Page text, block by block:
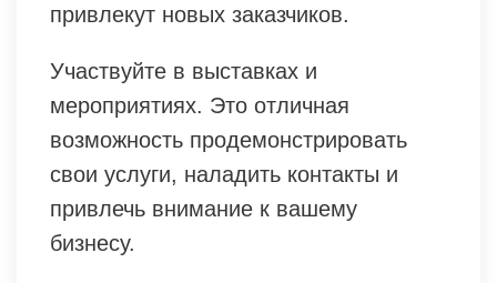
привлекут новых заказчиков.
Участвуйте в выставках и
мероприятиях. Это отличная
возможность продемонстрировать
свои услуги, наладить контакты и
привлечь внимание к вашему
бизнесу.